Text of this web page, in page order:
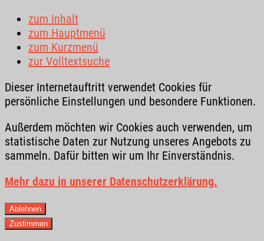
zum Inhalt
zum Hauptmenü
zum Kurzmenü
zur Volltextsuche
Dieser Internetauftritt verwendet Cookies für
persönliche Einstellungen und besondere Funktionen.
Außerdem möchten wir Cookies auch verwenden, um
statistische Daten zur Nutzung unseres Angebots zu
sammeln. Dafür bitten wir um Ihr Einverständnis.
Mehr dazu in unserer Datenschutzerklärung.
Ablehnen
Zustimmen